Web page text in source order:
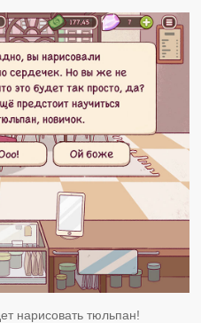
нарисовать тюльпан!